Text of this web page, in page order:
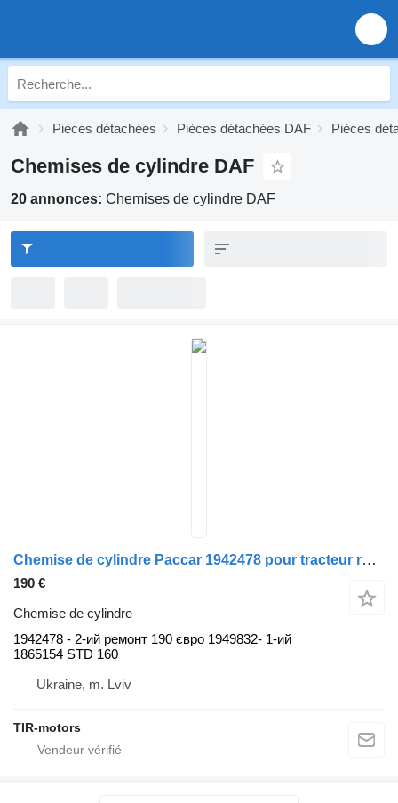
Pièces détachées Pièces détachées DAF Pièces
Chemises de cylindre DAF
20 annonces: Chemises de cylindre DAF
Chemise de cylindre Paccar 1942478 pour tracteur routier DAF 105
190 €
Chemise de cylindre
1942478 - 2-ий ремонт 190 євро 1949832- 1-ий
1865154 STD 160
Ukraine, m. Lviv
TIR-motors